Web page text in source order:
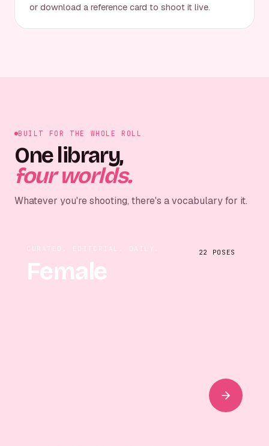
or download a reference card to shoot it live.
BUILT FOR THE WHOLE ROLL
One library,
four worlds.
Whatever you're shooting, there's a vocabulary for it.
Female
22 POSES